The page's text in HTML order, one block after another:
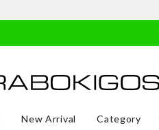
New Arrival Category